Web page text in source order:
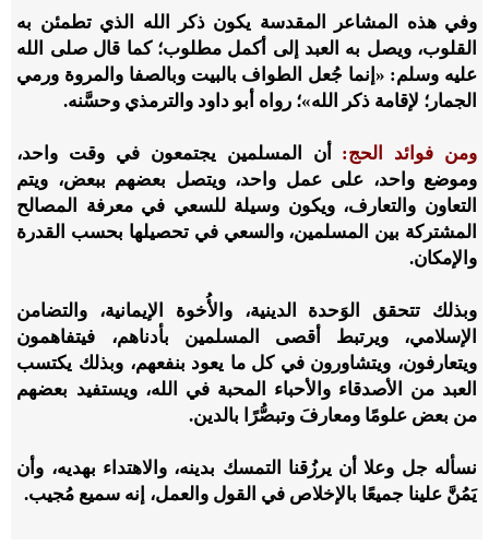
وفي هذه المشاعر المقدسة يكون ذكر الله الذي تطمئن به
القلوب، ويصل به العبد إلى أكمل مطلوب؛ كما قال صلى الله
عليه وسلم: «إنما جُعل الطواف بالبيت وبالصفا والمروة ورمي
الجمار؛ لإقامة ذكر الله»؛ رواه أبو داود والترمذي وحسَّنه.
ومن فوائد الحج:
أن المسلمين يجتمعون في وقت واحد،
وموضع واحد، على عمل واحد، ويتصل بعضهم ببعض، ويتم
التعاون والتعارف، ويكون وسيلة للسعي في معرفة المصالح
المشتركة بين المسلمين، والسعي في تحصيلها بحسب القدرة
والإمكان.
وبذلك تتحقق الوَحدة الدينية، والأُخوة الإيمانية، والتضامن
الإسلامي، ويرتبط أقصى المسلمين بأدناهم، فيتفاهمون
ويتعارفون، ويتشاورون في كل ما يعود بنفعهم، وبذلك يكتسب
العبد من الأصدقاء والأحباء المحبة في الله، ويستفيد بعضهم
من بعض علومًا ومعارفَ وتبصُّرًا بالدين.
نسأله جل وعلا أن يرزُقنا التمسك بدينه، والاهتداء بهديه، وأن
يَمُنَّ علينا جميعًا بالإخلاص في القول والعمل، إنه سميع مُجيب.